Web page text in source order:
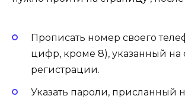
Прописать номер своего
цифр, кроме 8), указанный на
регистрации.
Указать пароли, присланный